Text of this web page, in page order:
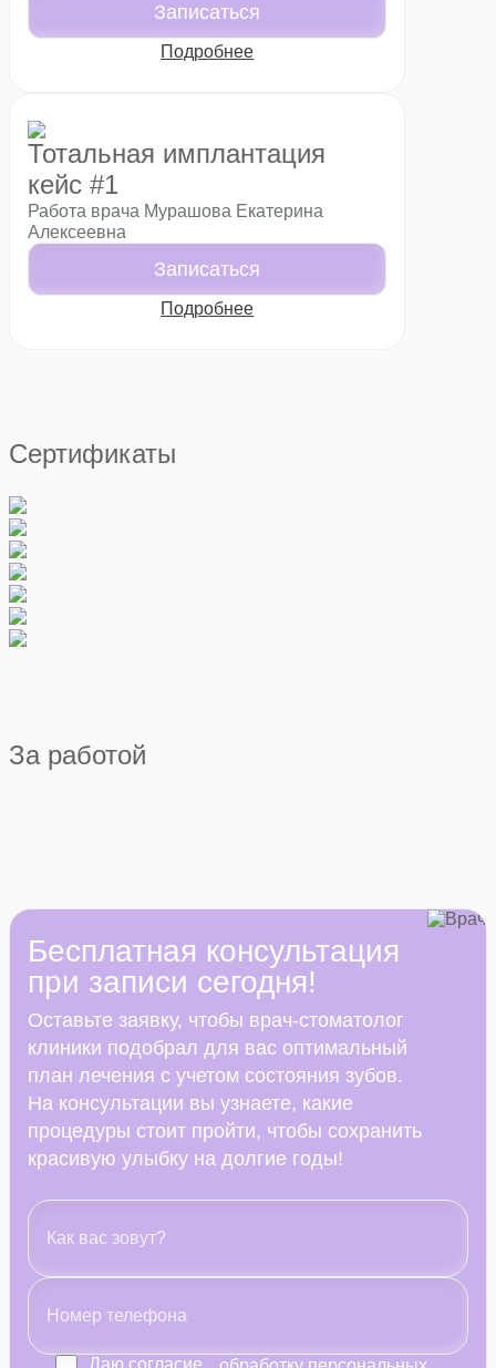
Записаться
Подробнее
Тотальная имплантация
кейс #1
Работа врача Мурашова Екатерина
Алексеевна
Записаться
Подробнее
Сертификаты
За работой
Бесплатная консультация
при записи сегодня!
Оставьте заявку, чтобы врач-стоматолог
клиники подобрал для вас оптимальный
план лечения с учетом состояния зубов.
На консультации вы узнаете, какие
процедуры стоит пройти, чтобы сохранить
красивую улыбку на долгие годы!
Даю согласие